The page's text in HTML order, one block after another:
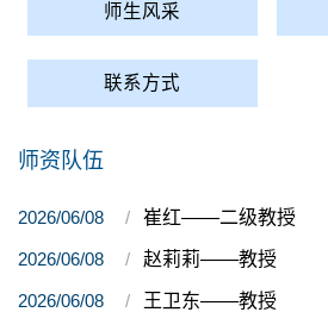
师生风采
联系方式
师资队伍
2026/06/08 崔红——二级教授
2026/06/08 赵莉莉——教授
2026/06/08 王卫东——教授